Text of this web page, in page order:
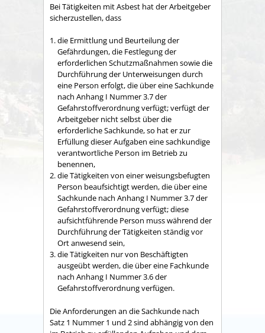
Bei Tätigkeiten mit Asbest hat der Arbeitgeber
sicherzustellen, dass
die Ermittlung und Beurteilung der
Gefährdungen, die Festlegung der
erforderlichen Schutzmaßnahmen sowie die
Durchführung der Unterweisungen durch
eine Person erfolgt, die über eine Sachkunde
nach Anhang I Nummer 3.7 der
Gefahrstoffverordnung verfügt; verfügt der
Arbeitgeber nicht selbst über die
erforderliche Sachkunde, so hat er zur
Erfüllung dieser Aufgaben eine sachkundige
verantwortliche Person im Betrieb zu
benennen,
die Tätigkeiten von einer weisungsbefugten
Person beaufsichtigt werden, die über eine
Sachkunde nach Anhang I Nummer 3.7 der
Gefahrstoffverordnung verfügt; diese
aufsichtführende Person muss während der
Durchführung der Tätigkeiten ständig vor
Ort anwesend sein,
die Tätigkeiten nur von Beschäftigten
ausgeübt werden, die über eine Fachkunde
nach Anhang I Nummer 3.6 der
Gefahrstoffverordnung verfügen.
Die Anforderungen an die Sachkunde nach
Satz 1 Nummer 1 und 2 sind abhängig von den